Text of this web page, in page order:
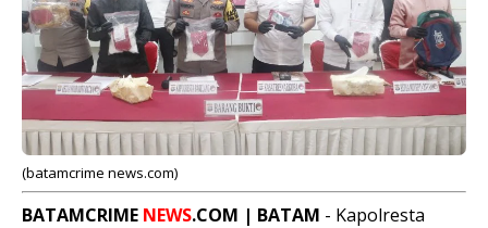
(batamcrime news.com)
BATAMCRIME NEWS.COM | BATAM - Kapolresta